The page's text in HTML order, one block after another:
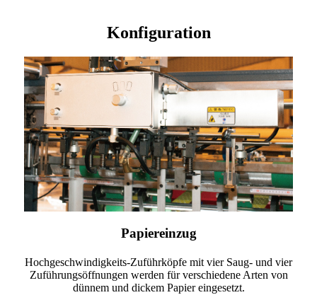
Konfiguration
Papiereinzug
Hochgeschwindigkeits-Zuführköpfe mit vier Saug- und vier
Zuführungsöffnungen werden für verschiedene Arten von
dünnem und dickem Papier eingesetzt.